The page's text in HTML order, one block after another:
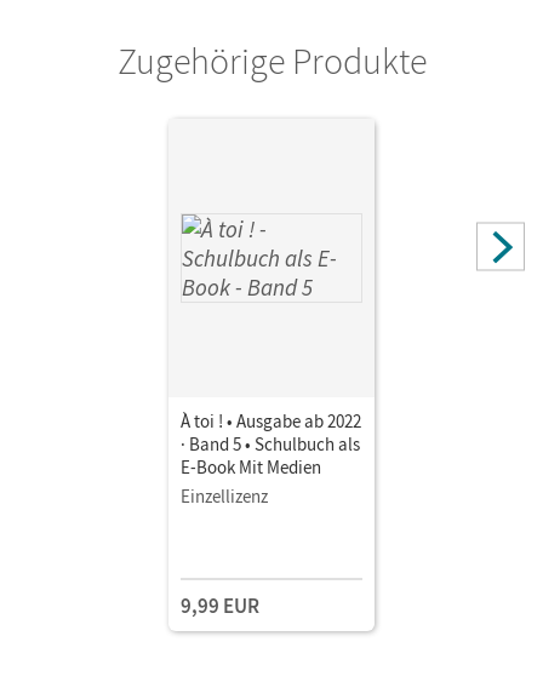
Cornelsen VerlagZugehörige Produkte
À toi ! • Ausgabe ab 2022
· Band 5 • Schulbuch als
E-Book Mit Medien
Einzellizenz
9,99 EUR